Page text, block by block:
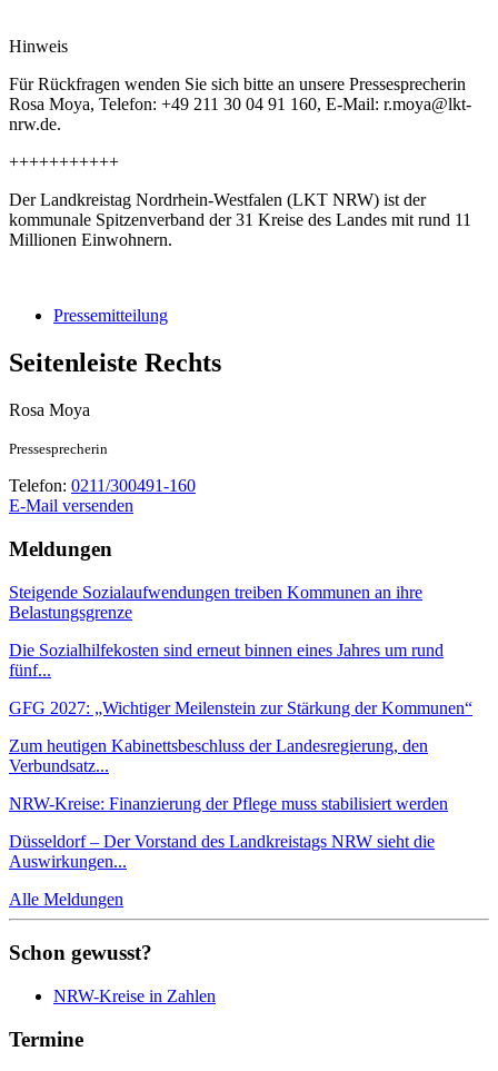
Hinweis
Für Rückfragen wenden Sie sich bitte an unsere Pressesprecherin
Rosa Moya, Telefon: +49 211 30 04 91 160, E-Mail: r.moya@lkt-
nrw.de.
+++++++++++
Der Landkreistag Nordrhein-Westfalen (LKT NRW) ist der
kommunale Spitzenverband der 31 Kreise des Landes mit rund 11
Millionen Einwohnern.
Pressemitteilung
Seitenleiste Rechts
Rosa Moya
Pressesprecherin
Telefon: 0211/300491-160
E-Mail versenden
Meldungen
Steigende Sozialaufwendungen treiben Kommunen an ihre
Belastungsgrenze
Die Sozialhilfekosten sind erneut binnen eines Jahres um rund
fünf...
GFG 2027: „Wichtiger Meilenstein zur Stärkung der Kommunen“
Zum heutigen Kabinettsbeschluss der Landesregierung, den
Verbundsatz...
NRW-Kreise: Finanzierung der Pflege muss stabilisiert werden
Düsseldorf – Der Vorstand des Landkreistags NRW sieht die
Auswirkungen...
Alle Meldungen
Schon gewusst?
NRW-Kreise in Zahlen
Termine